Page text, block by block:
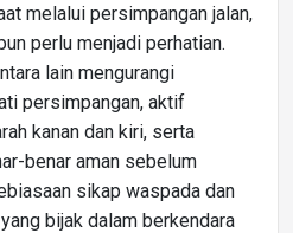
melalui persimpangan jalan,
perlu menjadi perhatian.
lain mengurangi
persimpangan, aktif
kanan dan kiri, serta
benar aman sebelum
sikap waspada dan
bijak dalam berkendara